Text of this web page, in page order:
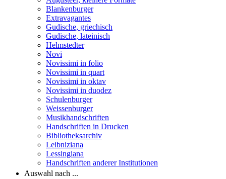
Blankenburger
Extravagantes
Gudische, griechisch
Gudische, lateinisch
Helmstedter
Novi
Novissimi in folio
Novissimi in quart
Novissimi in oktav
Novissimi in duodez
Schulenburger
Weissenburger
Musikhandschriften
Handschriften in Drucken
Bibliotheksarchiv
Leibniziana
Lessingiana
Handschriften anderer Institutionen
Auswahl nach ...